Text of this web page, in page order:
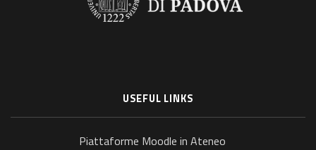
USEFUL LINKS
Piattaforme Moodle in Ateneo